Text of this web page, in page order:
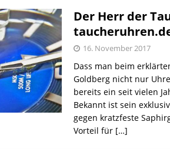
Der Herr der
16. November 2017
Dass man beim
Goldberg nicht nur
bereits ein seit vielen
Bekannt ist sein
gegen kratzfeste
Vorteil für […]